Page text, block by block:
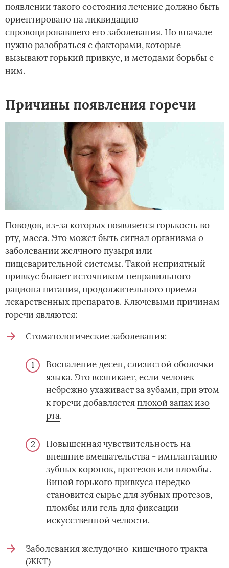
появлении такого состояния лечение должно быть
ориентировано на ликвидацию
спровоцировавшего его заболевания. Но вначале
нужно разобраться с факторами, которые
вызывают горький привкус, и методами борьбы с
ним.
Причины появления горечи
Поводов, из-за которых появляется горькость во
рту, масса. Это может быть сигнал организма о
заболевании желчного пузыря или
пищеварительной системы. Такой неприятный
привкус бывает источником неправильного
рациона питания, продолжительного приема
лекарственных препаратов. Ключевыми причинам
горечи являются:
Стоматологические заболевания:
Воспаление десен, слизистой оболочки
языка. Это возникает, если человек
небрежно ухаживает за зубами, при этом
к горечи добавляетсяплохой запах изо
рта.
Повышенная чувствительность на
внешние вмешательства - имплантацию
зубных коронок, протезов или пломбы.
Виной горького привкуса нередко
становится сырье для зубных протезов,
пломбы или гель для фиксации
искусственной челюсти.
Заболевания желудочно-кишечного тракта
(ЖКТ)